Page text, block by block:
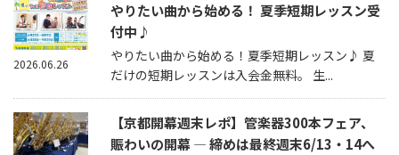
やりたい曲から始める！ 夏季短期レッスン受
付中♪
やりたい曲から始める！夏季短期レッスン♪ 夏
だけの短期レッスンは入会金無料。 生...
2026.06.26
【京都開幕週末レポ】管楽器300本フェア、
賑わいの開幕 — 締めは最終週末6/13・14へ